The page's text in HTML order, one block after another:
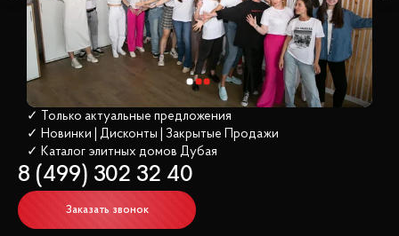
✓ Только актуальные предложения
✓ Новинки | Дисконты | Закрытые Продажи
✓ Каталог элитных домов Дубая
8 (499) 302 32 40
Заказать звонок